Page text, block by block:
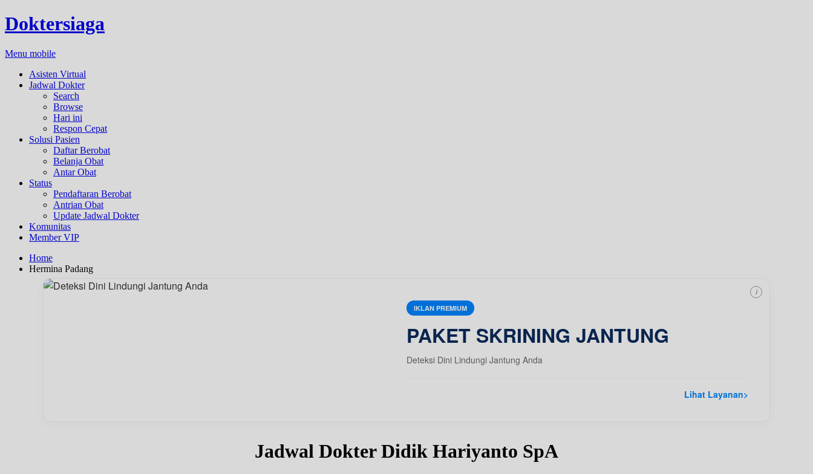
Doktersiaga
Menu mobile
Asisten Virtual
Jadwal Dokter
Search
Browse
Hari ini
Respon Cepat
Solusi Pasien
Daftar Berobat
Belanja Obat
Antar Obat
Status
Pendaftaran Berobat
Antrian Obat
Update Jadwal Dokter
Komunitas
Member VIP
Home
Hermina Padang
IKLAN PREMIUM
PAKET SKRINING JANTUNG
Deteksi Dini Lindungi Jantung Anda
Lihat Layanan>
i
Jadwal Dokter Didik Hariyanto SpA